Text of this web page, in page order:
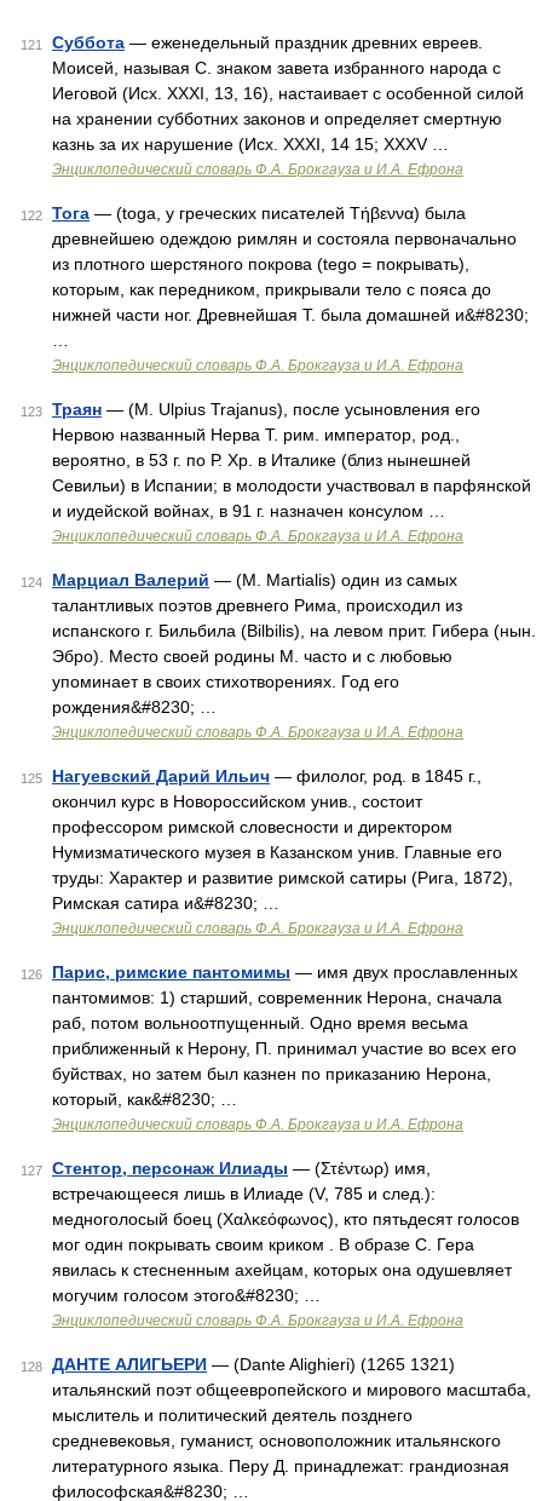
121 Суббота — еженедельный праздник древних евреев.
Моисей, называя С. знаком завета избранного народа с
Иеговой (Исх. XXXI, 13, 16), настаивает с особенной силой
на хранении субботних законов и определяет смертную
казнь за их нарушение (Исх. XXXI, 14 15; XXXV …
Энциклопедический словарь Ф.А. Брокгауза и И.А. Ефрона
122 Тога — (toga, у греческих писателей Τήβεννα) была
древнейшею одеждою римлян и состояла первоначально
из плотного шерстяного покрова (tego = покрывать),
которым, как передником, прикрывали тело с пояса до
нижней части ног. Древнейшая Т. была домашней и&#8230;
Энциклопедический словарь Ф.А. Брокгауза и И.А. Ефрона
123 Траян — (М. Ulpius Trajanus), после усыновления его
Нервою названный Нерва Т. рим. император, род.,
вероятно, в 53 г. по Р. Хр. в Италике (близ нынешней
Севильи) в Испании; в молодости участвовал в парфянской
и иудейской войнах, в 91 г. назначен консулом …
Энциклопедический словарь Ф.А. Брокгауза и И.А. Ефрона
124 Марциал Валерий — (М. Martialis) один из самых
талантливых поэтов древнего Рима, происходил из
испанского г. Бильбила (Bilbilis), на левом прит. Гибера (нын.
Эбро). Место своей родины М. часто и с любовью
упоминает в своих стихотворениях. Год его
рождения&#8230; …
Энциклопедический словарь Ф.А. Брокгауза и И.А. Ефрона
125 Нагуевский Дарий Ильич — филолог, род. в 1845 г.,
окончил курс в Новороссийском унив., состоит
профессором римской словесности и директором
Нумизматического музея в Казанском унив. Главные его
труды: Характер и развитие римской сатиры (Рига, 1872),
Римская сатира и&#8230; …
Энциклопедический словарь Ф.А. Брокгауза и И.А. Ефрона
126 Парис, римские пантомимы — имя двух прославленных
пантомимов: 1) старший, современник Нерона, сначала
раб, потом вольноотпущенный. Одно время весьма
приближенный к Нерону, П. принимал участие во всех его
буйствах, но затем был казнен по приказанию Нерона,
который, как&#8230; …
Энциклопедический словарь Ф.А. Брокгауза и И.А. Ефрона
127 Стентор, персонаж Илиады — (Στέντωρ) имя,
встречающееся лишь в Илиаде (V, 785 и след.):
медноголосый боец (Χαλκεόφωνος), кто пятьдесят голосов
мог один покрывать своим криком . В образе С. Гера
явилась к стесненным ахейцам, которых она одушевляет
могучим голосом этого&#8230; …
Энциклопедический словарь Ф.А. Брокгауза и И.А. Ефрона
128 ДАНТЕ АЛИГЬЕРИ — (Dante Alighieri) (1265 1321)
итальянский поэт общеевропейского и мирового масштаба,
мыслитель и политический деятель позднего
средневековья, гуманист, основоположник итальянского
литературного языка. Перу Д. принадлежат: грандиозная
философская&#8230; …